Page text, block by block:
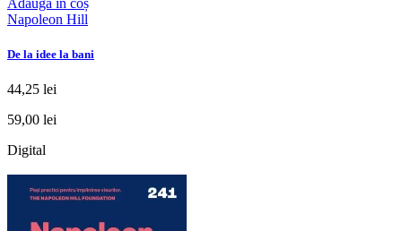
Napoleon Hill
De la idee la bani
44,25 lei
59,00 lei
Digital